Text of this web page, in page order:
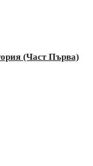
(Част Първа)